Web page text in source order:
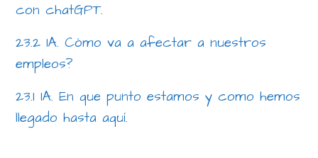
con chatGPT.
23.2 IA. Cómo va a afectar a nuestros
empleos?
23.1 IA. En que punto estamos y como hemos
llegado hasta aquí.